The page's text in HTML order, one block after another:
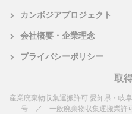
カンボジアプロジェクト
会社概要・企業理念
プライバシーポリシー
取
産業廃棄物収集運搬許可 愛知県・
号 ／ 一般廃棄物収集運搬業許